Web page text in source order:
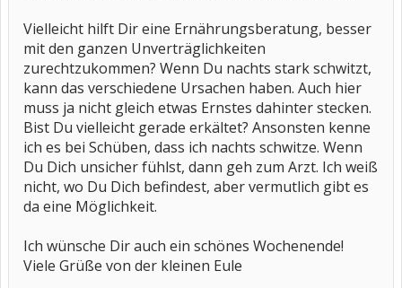
Vielleicht hilft Dir eine Ernährungsberatung, besser
mit den ganzen Unverträglichkeiten
zurechtzukommen? Wenn Du nachts stark schwitzt,
kann das verschiedene Ursachen haben. Auch hier
muss ja nicht gleich etwas Ernstes dahinter stecken.
Bist Du vielleicht gerade erkältet? Ansonsten kenne
ich es bei Schüben, dass ich nachts schwitze. Wenn
Du Dich unsicher fühlst, dann geh zum Arzt. Ich weiß
nicht, wo Du Dich befindest, aber vermutlich gibt es
da eine Möglichkeit.
Ich wünsche Dir auch ein schönes Wochenende!
Viele Grüße von der kleinen Eule